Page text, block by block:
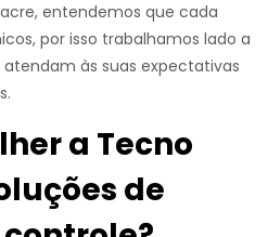
entendemos que cada
por isso trabalhamos lado a
às suas expectativas
a Tecno
de